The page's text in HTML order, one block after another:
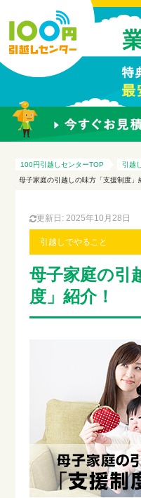
100円引越しセンターTOP 引越
母子家庭の引越しの味方「支援制度」
引越しでやること
更新日: 2025年10月28日
母子家庭の引
度」紹介！